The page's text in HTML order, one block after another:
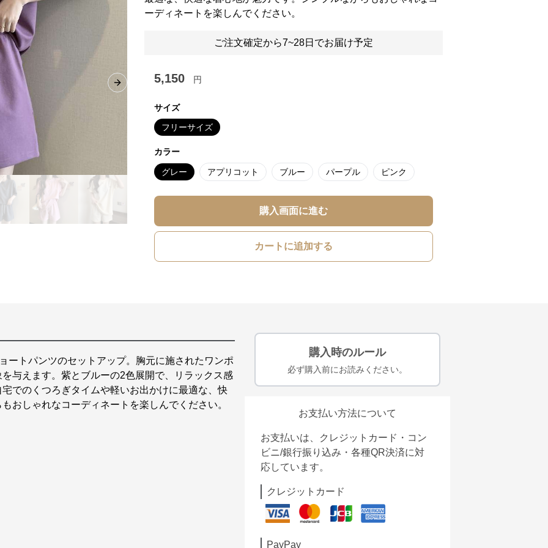
Next slide
ーディネートを楽しんでください。
ご注文確定から7~28日でお届け予定
5,150 円
サイズ
フリーサイズ
カラー
グレー アプリコット ブルー パープル ピンク
購入画面に進む
カートに追加する
ートパンツのセットアップ。胸元に施されたワンポ
与えます。紫とブルーの2色展開で、リラックス感
でのくつろぎタイムや軽いお出かけに最適な、快
おしゃれなコーディネートを楽しんでください。
購入時のルール
必ず購入前にお読みください。
お支払い方法について
お支払いは、クレジットカード・コン
ビニ/銀行振り込み・各種QR決済に対
応しています。
クレジットカード
PayPay